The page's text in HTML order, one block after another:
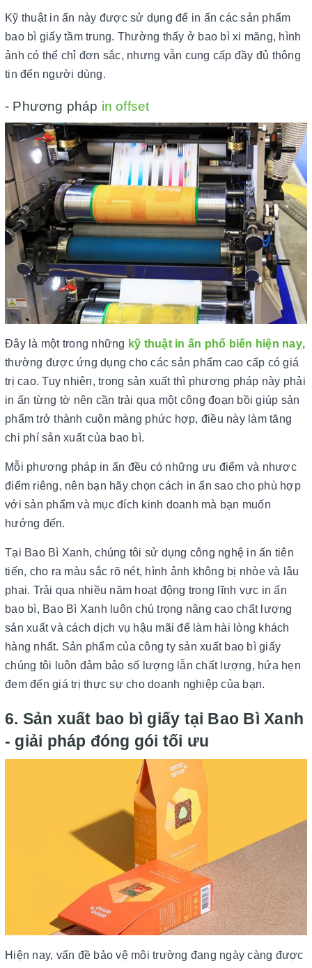
Kỹ thuật in ấn này được sử dụng để in ấn các sản phẩm
bao bì giấy tầm trung. Thường thấy ở bao bì xi măng, hình
ảnh có thể chỉ đơn sắc, nhưng vẫn cung cấp đầy đủ thông
tin đến người dùng.
- Phương pháp in offset
Đây là một trong những kỹ thuật in ấn phổ biến hiện nay,
thường được ứng dụng cho các sản phẩm cao cấp có giá
trị cao. Tuy nhiên, trong sản xuất thì phương pháp này phải
in ấn từng tờ nên cần trải qua một công đoạn bồi giúp sản
phẩm trở thành cuộn màng phức hợp, điều này làm tăng
chi phí sản xuất của bao bì.
Mỗi phương pháp in ấn đều có những ưu điểm và nhược
điểm riêng, nên bạn hãy chọn cách in ấn sao cho phù hợp
với sản phẩm và mục đích kinh doanh mà bạn muốn
hướng đến.
Tại Bao Bì Xanh, chúng tôi sử dụng công nghệ in ấn tiên
tiến, cho ra màu sắc rõ nét, hình ảnh không bị nhòe và lâu
phai. Trải qua nhiều năm hoạt động trong lĩnh vực in ấn
bao bì, Bao Bì Xanh luôn chú trọng nâng cao chất lượng
sản xuất và cách dịch vụ hậu mãi để làm hài lòng khách
hàng nhất. Sản phẩm của công ty sản xuất bao bì giấy
chúng tôi luôn đảm bảo số lượng lẫn chất lượng, hứa hẹn
đem đến giá trị thực sự cho doanh nghiệp của bạn.
6. Sản xuất bao bì giấy tại Bao Bì Xanh
- giải pháp đóng gói tối ưu
Hiện nay, vấn đề bảo vệ môi trường đang ngày càng được